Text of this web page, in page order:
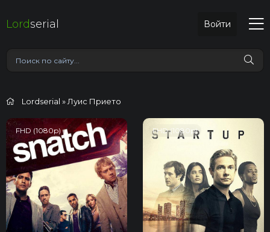
Lordserial Войти
Lordserial » Луис Прието
FHD (1080p) FHD (1080p)